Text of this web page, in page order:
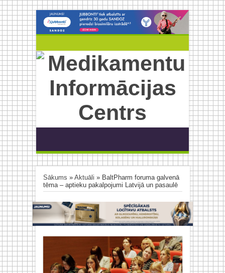
Sākums » Aktuāli » BaltPharm foruma galvenā
tēma – aptieku pakalpojumi Latvijā un pasaulē